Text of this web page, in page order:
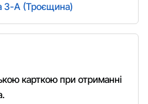
3-А (Троєщина)
карткою при отриманні